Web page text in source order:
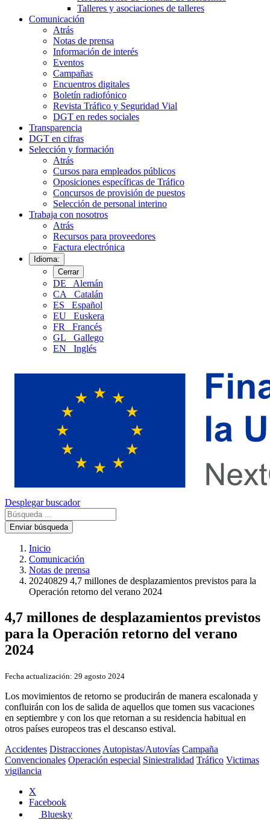
Talleres y asociaciones de talleres
Comunicación
Atrás
Notas de prensa
Información de interés
Eventos
Campañas
Encuentros digitales
Boletín radiofónico
Revista Tráfico y Seguridad Vial
DGT en redes sociales
Transparencia
DGT en cifras
Selección y formación
Atrás
Cursos para empleados públicos
Oposiciones específicas de Tráfico
Concursos de provisión de puestos
Selección de personal interino
Trabaja con nosotros
Atrás
Recursos para proveedores
Factura electrónica
Idioma:
Cerrar
DE
Alemán
CA
Catalán
ES
Español
EU
Euskera
FR
Francés
GL
Gallego
EN
Inglés
Desplegar buscador
Enviar búsqueda
Inicio
Comunicación
Notas de prensa
20240829 4,7 millones de desplazamientos previstos para la
Operación retorno del verano 2024
4,7 millones de desplazamientos previstos
para la Operación retorno del verano
2024
Fecha actualización: 29 agosto 2024
Los movimientos de retorno se producirán de manera escalonada y
confluirán con los de salida de aquellos que tomen sus vacaciones
en septiembre y con los que retornan a su residencia habitual en
otros países europeos tras el descanso estival.
Accidentes Distracciones Autopistas/Autovías Campaña
Convencionales Operación especial Siniestralidad Tráfico Victimas
vigilancia
X
Facebook
Bluesky